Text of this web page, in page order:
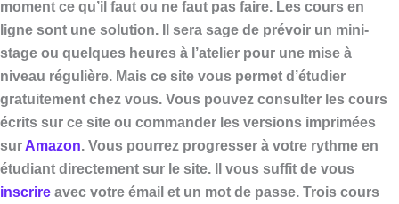
moment ce qu’il faut ou ne faut pas faire. Les cours en
ligne sont une solution. Il sera sage de prévoir un mini-
stage ou quelques heures à l’atelier pour une mise à
niveau régulière. Mais ce site vous permet d’étudier
gratuitement chez vous. Vous pouvez consulter les cours
écrits sur ce site ou commander les versions imprimées
surAmazon. Vous pourrez progresser à votre rythme en
étudiant directement sur le site. Il vous suffit de vous
inscrire avec votre émail et un mot de passe. Trois cours